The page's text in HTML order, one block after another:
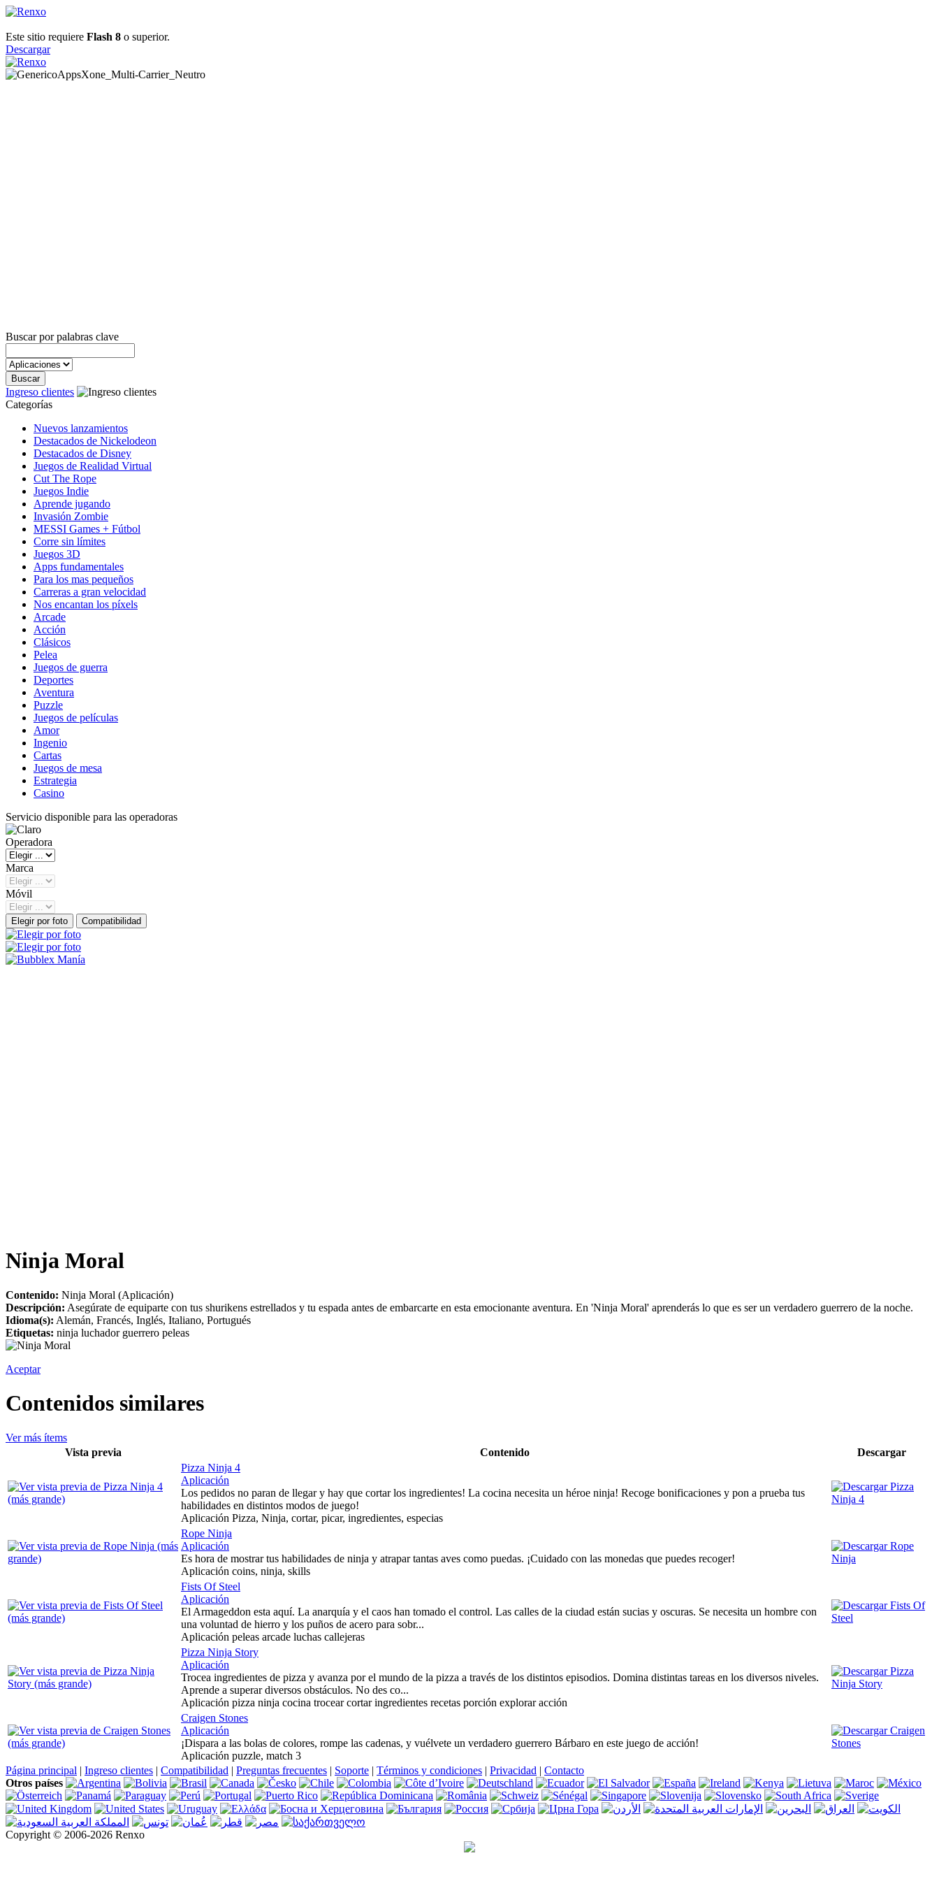
Este sitio requiere Flash 8 o superior.
Descargar
Buscar por palabras clave
Ingreso clientes
Categorías
Nuevos lanzamientos
Destacados de Nickelodeon
Destacados de Disney
Juegos de Realidad Virtual
Cut The Rope
Juegos Indie
Aprende jugando
Invasión Zombie
MESSI Games + Fútbol
Corre sin límites
Juegos 3D
Apps fundamentales
Para los mas pequeños
Carreras a gran velocidad
Nos encantan los píxels
Arcade
Acción
Clásicos
Pelea
Juegos de guerra
Deportes
Aventura
Puzzle
Juegos de películas
Amor
Ingenio
Cartas
Juegos de mesa
Estrategia
Casino
Servicio disponible para las operadoras
Operadora
Marca
Móvil
Ninja Moral
Contenido: Ninja Moral (Aplicación)
Descripción: Asegúrate de equiparte con tus shurikens estrellados y tu espada antes de embarcarte en esta emocionante aventura. En 'Ninja Moral' aprenderás lo que es ser un verdadero guerrero de la noche.
Idioma(s): Alemán, Francés, Inglés, Italiano, Portugués
Etiquetas: ninja luchador guerrero peleas
Aceptar
Contenidos similares
Ver más ítems
Vista previa
Contenido
Descargar
Pizza Ninja 4
Aplicación
Los pedidos no paran de llegar y hay que cortar los ingredientes! La cocina necesita un héroe ninja! Recoge bonificaciones y pon a prueba tus
habilidades en distintos modos de juego!
Aplicación Pizza, Ninja, cortar, picar, ingredientes, especias
Rope Ninja
Aplicación
Es hora de mostrar tus habilidades de ninja y atrapar tantas aves como puedas. ¡Cuidado con las monedas que puedes recoger!
Aplicación coins, ninja, skills
Fists Of Steel
Aplicación
El Armageddon esta aquí. La anarquía y el caos han tomado el control. Las calles de la ciudad están sucias y oscuras. Se necesita un hombre con
una voluntad de hierro y los puños de acero para sobr...
Aplicación peleas arcade luchas callejeras
Pizza Ninja Story
Aplicación
Trocea ingredientes de pizza y avanza por el mundo de la pizza a través de los distintos episodios. Domina distintas tareas en los diversos niveles.
Aprende a superar diversos obstáculos. No des co...
Aplicación pizza ninja cocina trocear cortar ingredientes recetas porción explorar acción
Craigen Stones
Aplicación
¡Dispara a las bolas de colores, rompe las cadenas, y vuélvete un verdadero guerrero Bárbaro en este juego de acción!
Aplicación puzzle, match 3
Página principal | Ingreso clientes | Compatibilidad | Preguntas frecuentes | Soporte | Términos y condiciones | Privacidad | Contacto
Otros países
Copyright © 2006-2026 Renxo